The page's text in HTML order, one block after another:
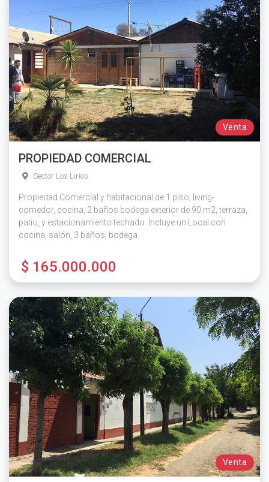
Venta
PROPIEDAD COMERCIAL
Sector Los Lirios
Propiedad Comercial y habitacional de 1 piso, living-
comedor, cocina, 2 baños bodega exterior de 90 m2, terraza,
patio, y estacionamiento techado. Incluye un Local con
cocina, salón, 3 baños, bodega.
$ 165.000.000
Venta